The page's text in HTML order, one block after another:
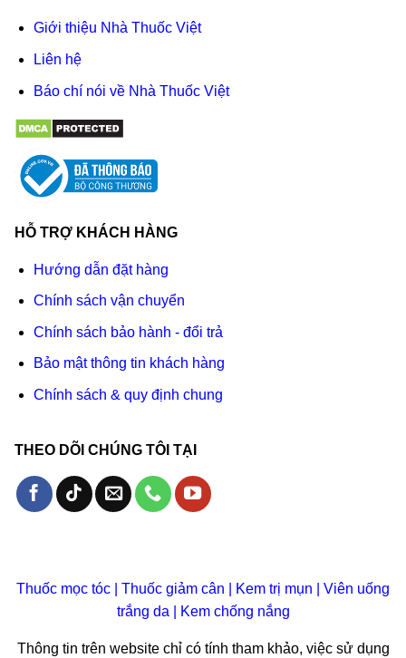
Giới thiệu Nhà Thuốc Việt
Liên hệ
Báo chí nói về Nhà Thuốc Việt
HỖ TRỢ KHÁCH HÀNG
Hướng dẫn đặt hàng
Chính sách vận chuyển
Chính sách bảo hành - đổi trả
Bảo mật thông tin khách hàng
Chính sách & quy định chung
THEO DÕI CHÚNG TÔI TẠI
Thuốc mọc tóc Thuốc giảm cân Kem trị mụn
Viên uống
trắng da
Kem chống nắng
Thông tin trên website chỉ có tính tham khảo, việc sử dụng